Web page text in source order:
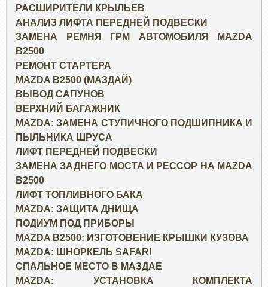
РАСШИРИТЕЛИ КРЫЛЬЕВ
АНАЛИЗ ЛИФТА ПЕРЕДНЕЙ ПОДВЕСКИ
ЗАМЕНА РЕМНЯ ГРМ АВТОМОБИЛЯ MAZDA
B2500
РЕМОНТ СТАРТЕРА
MAZDA B2500 (МАЗДАЙ)
ВЫВОД САПУНОВ
ВЕРХНИЙ БАГАЖНИК
MAZDA: ЗАМЕНА СТУПИЧНОГО ПОДШИПНИКА И
ПЫЛЬНИКА ШРУСА
ЛИФТ ПЕРЕДНЕЙ ПОДВЕСКИ
ЗАМЕНА ЗАДНЕГО МОСТА И РЕССОР НА MAZDA
B2500
ЛИФТ ТОПЛИВНОГО БАКА
MAZDA: ЗАЩИТА ДНИЩА
ПОДИУМ ПОД ПРИБОРЫ
MAZDA B2500: ИЗГОТОВЕНИЕ КРЫШКИ КУЗОВА
MAZDA: ШНОРКЕЛЬ SAFARI
СПАЛЬНОЕ МЕСТО В МАЗДАЕ
MAZDA: УСТАНОВКА КОМПЛЕКТА